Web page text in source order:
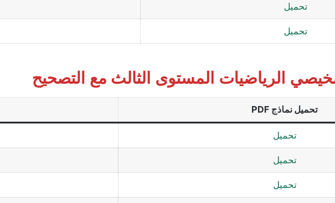
تحميل
تحميل
الرياضيات المستوى الثالث مع التصحيح
تحميل نماذج PDF
تحميل
تحميل
تحميل